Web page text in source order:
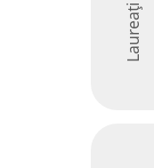
Laureați